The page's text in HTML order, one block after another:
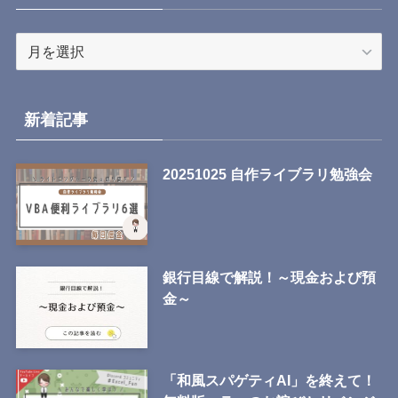
イ
ブ
新着記事
20251025 自作ライブラリ勉強会
銀行目線で解説！～現金および預
金～
「和風スパゲティAI」を終えて！